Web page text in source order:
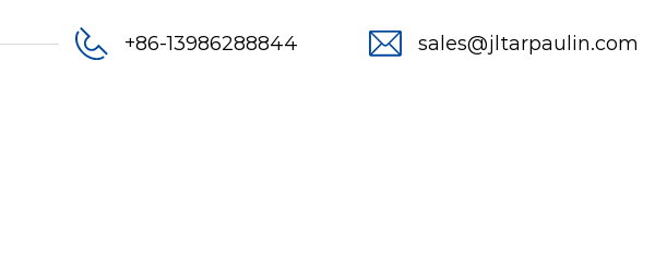
+86-13986288844 sales@jltarpaulin.com